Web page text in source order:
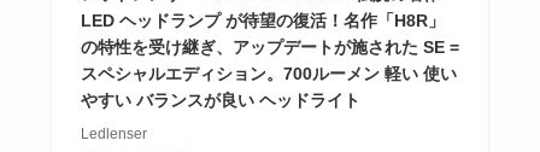
LED ヘッドランプ が待望の復活！名作「H8R」
の特性を受け継ぎ、アップデートが施された SE =
スペシャルエディション。700ルーメン 軽い 使い
やすい バランスが良い ヘッドライト
Ledlenser